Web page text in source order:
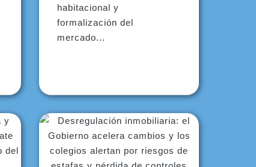
habitacional y
formalización del
mercado...